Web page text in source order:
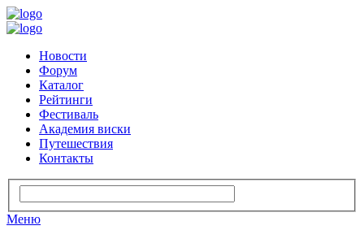
Новости
Форум
Каталог
Рейтинги
Фестиваль
Академия виски
Путешествия
Контакты
Меню